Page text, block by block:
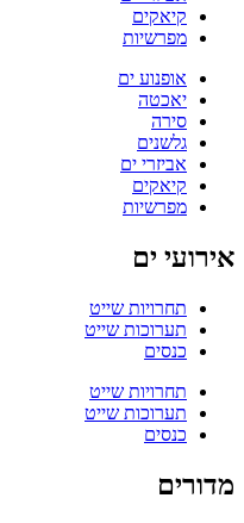
קיאקים
מפרשיות
אופנוע ים
יאכטה
סירה
גלשנים
אביזרי ים
קיאקים
מפרשיות
אירועי ים
תחרויות שייט
תערוכות שייט
כנסים
תחרויות שייט
תערוכות שייט
כנסים
מדורים